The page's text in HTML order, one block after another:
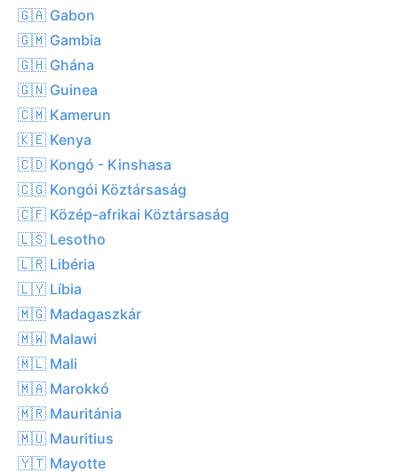
🇬🇦 Gabon
🇬🇲 Gambia
🇬🇭 Ghána
🇬🇳 Guinea
🇨🇲 Kamerun
🇰🇪 Kenya
🇨🇩 Kongó - Kinshasa
🇨🇬 Kongói Köztársaság
🇨🇫 Közép-afrikai Köztársaság
🇱🇸 Lesotho
🇱🇷 Libéria
🇱🇾 Líbia
🇲🇬 Madagaszkár
🇲🇼 Malawi
🇲🇱 Mali
🇲🇦 Marokkó
🇲🇷 Mauritánia
🇲🇺 Mauritius
🇾🇹 Mayotte